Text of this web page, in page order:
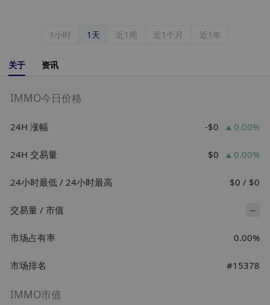
1小时 1天 近1周 近1个月 近1年
关于 资讯
IMMO今日价格
24H 涨幅 -$0 0.00%
24H 交易量 $0 0.00%
24小时最低 / 24小时最高 $0 / $0
交易量 / 市值 --
市场占有率 0.00%
市场排名 #15378
IMMO市值